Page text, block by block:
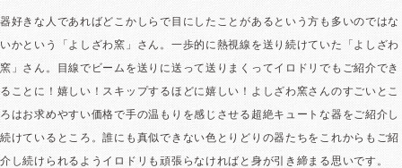
器好きな人であればどこかしらで目にしたことがあるという方も多いのではな
いかという「よしざわ窯」さん。一歩的に熱視線を送り続けていた「よしざわ
窯」さん。目線でビームを送りに送って送りまくってイロドリでもご紹介でき
ることに！嬉しい！スキップするほどに嬉しい！よしざわ窯さんのすごいとこ
ろはお求めやすい価格で手の温もりを感じさせる超絶キュートな器をご紹介し
続けているところ。誰にも真似できない色とりどりの器たちをこれからもご紹
介し続けられるようイロドリも頑張らなければと身が引き締まる思いです。